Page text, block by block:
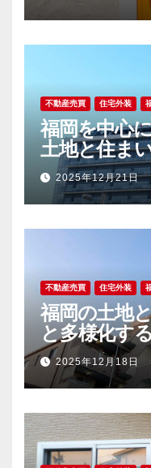
不動産売買 住宅外装
福岡を中心
土地と住ま
と未来
2025年12月21日
不動産売買 住宅外装
福岡の土地
と多様化す
2025年12月18日